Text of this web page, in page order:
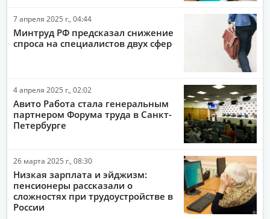
7 апреля 2025 г., 04:44
Минтруд РФ предсказал снижение
спроса на специалистов двух сфер
4 апреля 2025 г., 02:02
Авито Работа стала генеральным
партнером Форума труда в Санкт-
Петербурге
26 марта 2025 г., 08:30
Низкая зарплата и эйджизм:
пенсионеры рассказали о
сложностях при трудоустройстве в
России